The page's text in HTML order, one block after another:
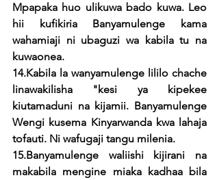
Mpapaka huo ulikuwa bado kuwa. Leo
hii kufikiria Banyamulenge kama
wahamiaji ni ubaguzi wa kabila tu na
kuwaonea.
14.Kabila la wanyamulenge lililo chache
linawakilisha "kesi ya kipekee
kiutamaduni na kijamii. Banyamulenge
Wengi kusema Kinyarwanda kwa lahaja
tofauti. Ni wafugaji tangu milenia.
15.Banyamulenge waliishi kijirani na
makabila mengine miaka kadhaa bila